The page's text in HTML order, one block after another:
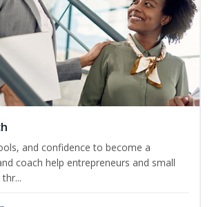
and confidence to become a
coach help entrepreneurs and small